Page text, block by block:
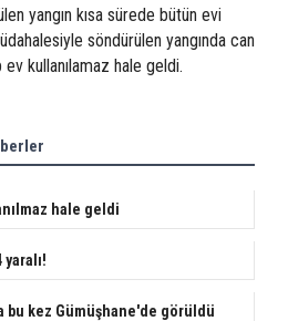
yangın kısa sürede bütün evi
söndürülen yangında can
kullanılamaz hale geldi.
hale geldi
yaralı!
kez Gümüşhane'de görüldü